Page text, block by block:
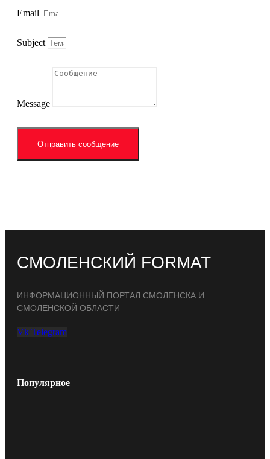
Email
Subject
Message
Отправить сообщение
СМОЛЕНСКИЙ FORMAT
ИНФОРМАЦИОННЫЙ ПОРТАЛ СМОЛЕНСКА И
СМОЛЕНСКОЙ ОБЛАСТИ
Vk Telegram
Популярное